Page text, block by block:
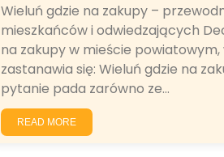
Wieluń gdzie na zakupy –
mieszkańców i odwiedzających
na zakupy w mieście powiatowym,
zastanawia się: Wieluń gdzie na
pytanie pada zarówno ze…
READ MORE